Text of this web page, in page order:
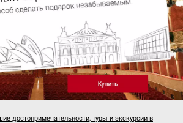
достопримечательности, туры и экскурсии в